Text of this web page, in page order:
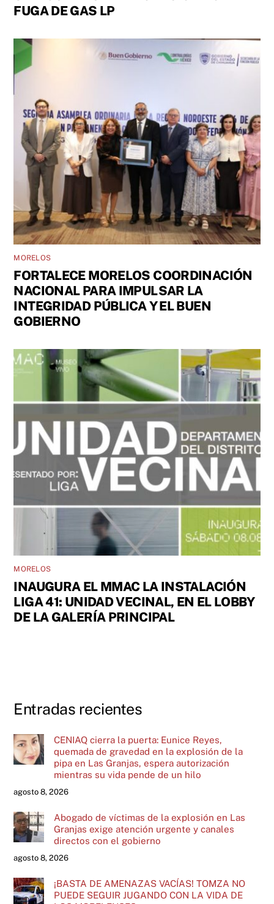
FUGA DE GAS LP
MORELOS
FORTALECE MORELOS COORDINACIÓN
NACIONAL PARA IMPULSAR LA
INTEGRIDAD PÚBLICA Y EL BUEN
GOBIERNO
MORELOS
INAUGURA EL MMAC LA INSTALACIÓN
LIGA 41: UNIDAD VECINAL, EN EL LOBBY
DE LA GALERÍA PRINCIPAL
Entradas recientes
CENIAQ cierra la puerta: Eunice Reyes,
quemada de gravedad en la explosión de la
pipa en Las Granjas, espera autorización
mientras su vida pende de un hilo
agosto 8, 2026
Abogado de víctimas de la explosión en Las
Granjas exige atención urgente y canales
directos con el gobierno
agosto 8, 2026
¡BASTA DE AMENAZAS VACÍAS! TOMZA NO
PUEDE SEGUIR JUGANDO CON LA VIDA DE